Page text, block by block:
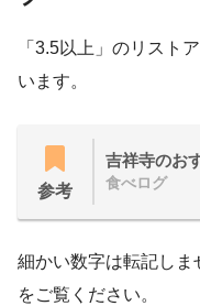
「3.5以上」のリスト
います。
参考
吉祥寺のお
食べログ
細かい数字は転記しま
をご覧ください。